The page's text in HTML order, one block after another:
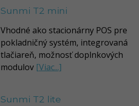
Sunmi T2 mini
Vhodné ako stacionárny POS pre
pokladničný systém, integrovaná
tlačiareň, možnosť doplnkových
modulov [Viac...]
Sunmi T2 lite